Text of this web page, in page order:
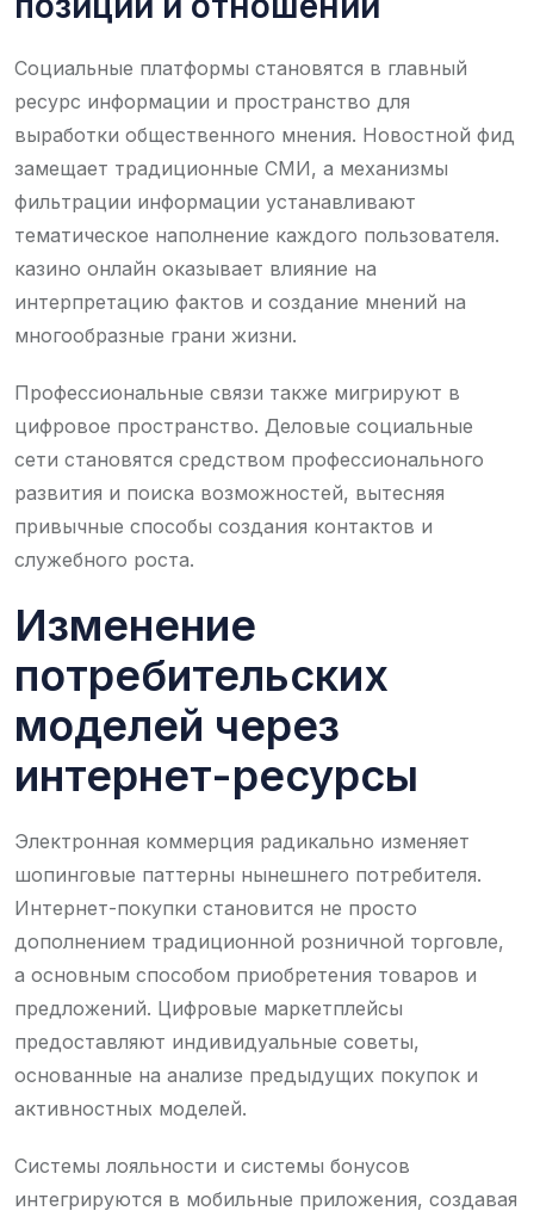
Социальные платформы становятся в главный
ресурс информации и пространство для
выработки общественного мнения. Новостной фид
замещает традиционные СМИ, а механизмы
фильтрации информации устанавливают
тематическое наполнение каждого пользователя.
казино онлайн оказывает влияние на
интерпретацию фактов и создание мнений на
многообразные грани жизни.
Профессиональные связи также мигрируют в
цифровое пространство. Деловые социальные
сети становятся средством профессионального
развития и поиска возможностей, вытесняя
привычные способы создания контактов и
служебного роста.
Изменение
потребительских
моделей через
интернет-ресурсы
Электронная коммерция радикально изменяет
шопинговые паттерны нынешнего потребителя.
Интернет-покупки становится не просто
дополнением традиционной розничной торговле,
а основным способом приобретения товаров и
предложений. Цифровые маркетплейсы
предоставляют индивидуальные советы,
основанные на анализе предыдущих покупок и
активностных моделей.
Системы лояльности и системы бонусов
интегрируются в мобильные приложения, создавая